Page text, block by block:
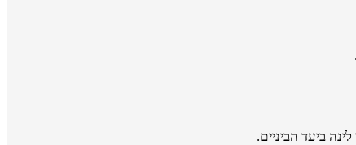
ביעד הביניים.